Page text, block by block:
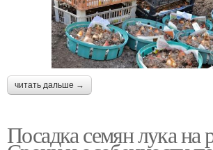
читать дальше →
Посадка семян лука на